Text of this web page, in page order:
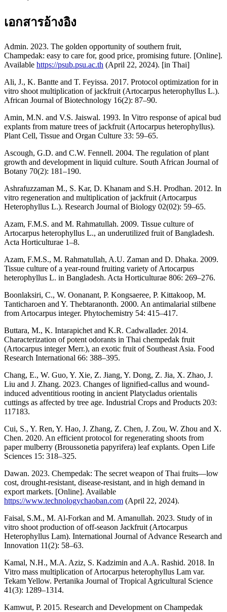
เอกสารอ้างอิง
Admin. 2023. The golden opportunity of southern fruit,
Champedak: easy to care for, good price, promising future. [Online].
Available https://psub.psu.ac.th (April 22, 2024). [in Thai]
Ali, J., K. Bantte and T. Feyissa. 2017. Protocol optimization for in
vitro shoot multiplication of jackfruit (Artocarpus heterophyllus L.).
African Journal of Biotechnology 16(2): 87–90.
Amin, M.N. and V.S. Jaiswal. 1993. In Vitro response of apical bud
explants from mature trees of jackfruit (Artocarpus heterophyllus).
Plant Cell, Tissue and Organ Culture 33: 59–65.
Ascough, G.D. and C.W. Fennell. 2004. The regulation of plant
growth and development in liquid culture. South African Journal of
Botany 70(2): 181–190.
Ashrafuzzaman M., S. Kar, D. Khanam and S.H. Prodhan. 2012. In
vitro regeneration and multiplication of jackfruit (Artocarpus
Heterophyllus L.). Research Journal of Biology 02(02): 59–65.
Azam, F.M.S. and M. Rahmatullah. 2009. Tissue culture of
Artocarpus heterophyllus L., an underutilized fruit of Bangladesh.
Acta Horticulturae 1–8.
Azam, F.M.S., M. Rahmatullah, A.U. Zaman and D. Dhaka. 2009.
Tissue culture of a year-round fruiting variety of Artocarpus
heterophyllus L. in Bangladesh. Acta Horticulturae 806: 269–276.
Boonlaksiri, C., W. Oonanant, P. Kongsaeree, P. Kittakoop, M.
Tanticharoen and Y. Thebtaranonth. 2000. An antimalarial stilbene
from Artocarpus integer. Phytochemistry 54: 415–417.
Buttara, M., K. Intarapichet and K.R. Cadwallader. 2014.
Characterization of potent odorants in Thai chempedak fruit
(Artocarpus integer Merr.), an exotic fruit of Southeast Asia. Food
Research International 66: 388–395.
Chang, E., W. Guo, Y. Xie, Z. Jiang, Y. Dong, Z. Jia, X. Zhao, J.
Liu and J. Zhang. 2023. Changes of lignified-callus and wound-
induced adventitious rooting in ancient Platycladus orientalis
cuttings as affected by tree age. Industrial Crops and Products 203:
117183.
Cui, S., Y. Ren, Y. Hao, J. Zhang, Z. Chen, J. Zou, W. Zhou and X.
Chen. 2020. An efficient protocol for regenerating shoots from
paper mulberry (Broussonetia papyrifera) leaf explants. Open Life
Sciences 15: 318–325.
Dawan. 2023. Chempedak: The secret weapon of Thai fruits—low
cost, drought-resistant, disease-resistant, and in high demand in
export markets. [Online]. Available
https://www.technologychaoban.com (April 22, 2024).
Faisal, S.M., M. Al-Forkan and M. Amanullah. 2023. Study of in
vitro shoot production of off-season Jackfruit (Artocarpus
Heterophyllus Lam). International Journal of Advance Research and
Innovation 11(2): 58–63.
Kamal, N.H., M.A. Aziz, S. Kadzimin and A.A. Rashid. 2018. In
Vitro mass multiplication of Artocarpus heterophyllus Lam var.
Tekam Yellow. Pertanika Journal of Tropical Agricultural Science
41(3): 1289–1314.
Kamwut, P. 2015. Research and Development on Champedak